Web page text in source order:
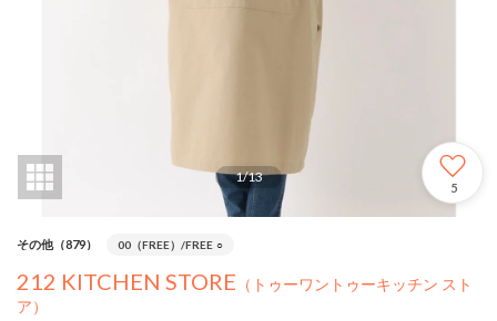
1/13
5
その他（879） 00（FREE）/FREE ○
212 KITCHEN STORE （トゥーワントゥーキッチン スト
ア）